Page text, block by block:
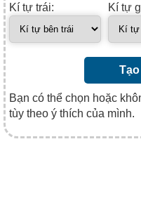
Kí tự trái: Kí tự
Bạn có thể chọn hoặc
tùy theo ý thích của mình.